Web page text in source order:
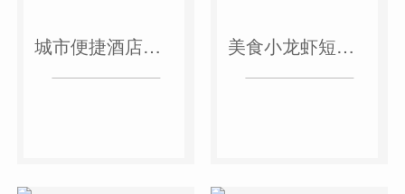
城市便捷酒店短视频案例 美食小龙虾短视频案例